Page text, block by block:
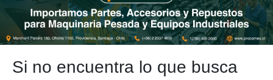
Si no encuentra lo que busca